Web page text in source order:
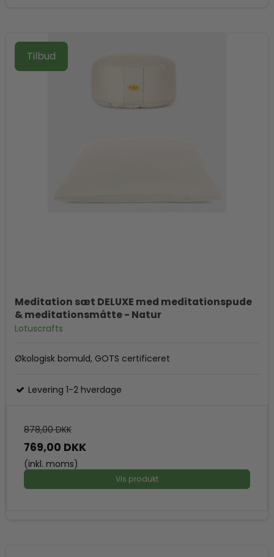
Tilbud
Meditation sæt DELUXE med meditationspude
& meditationsmåtte - Natur
Lotuscrafts
Økologisk bomuld, GOTS certificeret
Levering 1-2 hverdage
878,00 DKK
769,00 DKK
(inkl. moms)
Vis produkt